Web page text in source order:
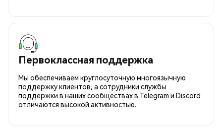
Первоклассная поддержка
Мы обеспечиваем круглосуточную многоязычную
поддержку клиентов, а сотрудники службы
поддержки в наших сообществах в Telegram и Discord
отличаются высокой активностью.